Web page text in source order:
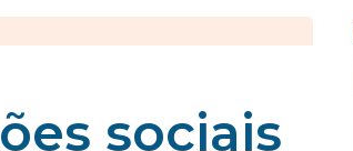
sociais